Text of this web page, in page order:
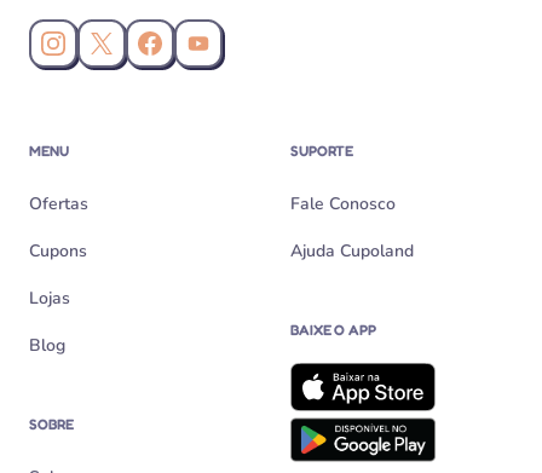
Instagram da Cupoland
X (Twitter) da Cupoland
Facebook da Cupoland
Canal da Cupoland no YouTube
MENU
Ofertas
Cupons
Lojas
Blog
SOBRE
SUPORTE
Fale Conosco
Ajuda Cupoland
BAIXE O APP